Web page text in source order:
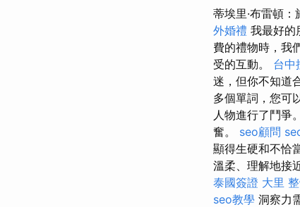
蒂埃里·布雷頓
外婚禮 我最好的
費的禮物時，我
受的互動。 台中
迷，但你不知道
多個單詞，您可
人物進行了鬥爭。
奮。 seo顧問
顯得生硬和不恰
溫柔、理解地接
泰國簽證 大里
seo教學 洞察力